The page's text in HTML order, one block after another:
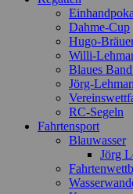
Dahme-Cup
Hugo-
Willi-
Blaues
Jörg-
RC-Segeln
Fahrtensport
Blauwasser
Jörg